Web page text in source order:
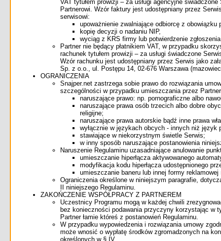
VAT tytułem prowizji – za usługi agencyjne
Partnerowi. Wzór faktury jest udostępniany przez
serwisowi:
upoważnienie zwalniające odbiorcę z obowiązku
kopię decyzji o nadaniu NIP,
wyciąg z KRS firmy lub potwierdzenie
Partner nie będący płatnikiem VAT, w przypadku
rachunek tytułem prowizji – za usługi świadczone
Wzór rachunku jest udostępniany przez Serwis jako
Sp. z o.o., ul. Postępu 14, 02-676 Warszawa
OGRANICZENIA
Snajper.net zastrzega sobie prawo do rozwiązania
szczególności w przypadku umieszczania przez
naruszające prawo: np. pornograficzne albo
naruszające prawa osób trzecich albo dobre
religijne;
naruszające prawa autorskie bądź inne prawa
wyłącznie w językach obcych - innych niż język
stawiające w niekorzystnym świetle Serwis;
w inny sposób naruszające postanowienia
Naruszenie Regulaminu uzasadniające anulowanie
umieszczanie hiperłącza aktywowanego
modyfikacja kodu hiperłącza udostępnionego
umieszczanie baneru lub innej formy
Ograniczenia określone w niniejszym paragrafie,
II niniejszego Regulaminu.
ZAKOŃCZENIE WSPÓŁPRACY Z PARTNEREM
Uczestnicy Programu mogą w każdej chwili
bez konieczności podawania przyczyny korzystając w
Partner łamie któreś z postanowień Regulaminu.
W przypadku wypowiedzenia i rozwiązania umowy
może wnosić o wypłatę środków zgromadzonych na
określonych w § IV